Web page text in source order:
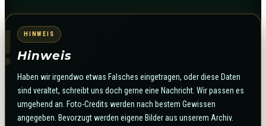
! HINWEIS
Hinweis
Haben wir irgendwo etwas Falsches eingetragen, oder diese Daten
sind veraltet, schreibt uns doch gerne eine Nachricht. Wir passen es
umgehend an. Foto-Credits werden nach bestem Gewissen
angegeben. Bevorzugt werden eigene Bilder aus unserem Archiv.